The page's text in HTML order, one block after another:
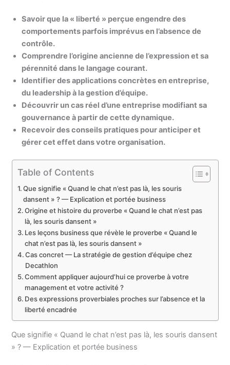
Savoir que la « liberté » perçue engendre des
comportements parfois imprévus en l’absence de
contrôle.
Comprendre l’origine ancienne de l’expression et sa
pérennité dans le langage courant.
Identifier des applications concrètes en entreprise,
du leadership à la gestion d’équipe.
Découvrir un cas réel d’une entreprise modifiant sa
gouvernance à partir de cette dynamique.
Recevoir des conseils pratiques pour anticiper et
gérer cet effet dans votre organisation.
Table of Contents
Que signifie « Quand le chat n’est pas là, les souris
dansent » ? — Explication et portée business
Origine et histoire du proverbe « Quand le chat n’est pas
là, les souris dansent »
Les leçons business que révèle le proverbe « Quand le
chat n’est pas là, les souris dansent »
Cas concret — La stratégie de gestion d’équipe chez
Decathlon
Comment appliquer aujourd’hui ce proverbe à votre
management et votre activité ?
Des expressions proverbiales proches sur l’absence et la
liberté encadrée
Que signifie « Quand le chat n’est pas là, les souris dansent
» ? — Explication et portée business